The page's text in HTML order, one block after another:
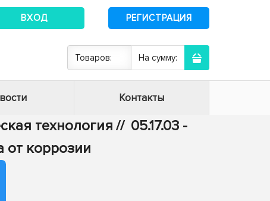
ВХОД РЕГИСТРАЦИЯ
Товаров: На сумму:
Контакты
технология // 05.17.03 -
от коррозии